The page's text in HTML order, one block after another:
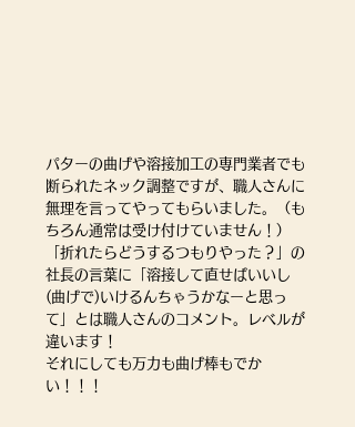
パターの曲げや溶接加工の専門業者でも
断られたネック調整ですが、職人さんに
無理を言ってやってもらいました。（も
ちろん通常は受け付けていません！）
「折れたらどうするつもりやった？」の
社長の言葉に「溶接して直せばいいし
(曲げで)いけるんちゃうかなーと思っ
て」とは職人さんのコメント。レベルが
違います！
それにしても万力も曲げ棒もでか
い！！！